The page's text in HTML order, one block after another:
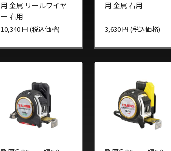
用 金属 リールワイヤ
ー 右用
10,340 円 (税込価格)
用 金属 右用
3,630 円 (税込価格)